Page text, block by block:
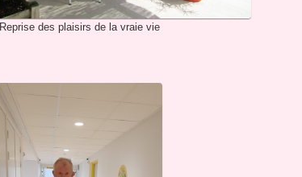
Reprise des plaisirs de la vraie vie